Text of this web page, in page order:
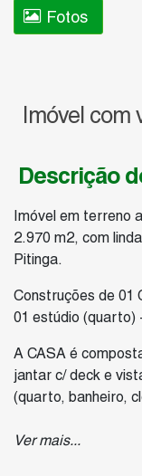
Fotos
Imóvel com
Descrição
Imóvel em terreno
2.970 m2, com
Pitinga.
Construções de 01
01 estúdio (quarto)
A CASA é
jantar c/ deck e
(quarto, banheiro,
Depósito tem 01
Ver mais...